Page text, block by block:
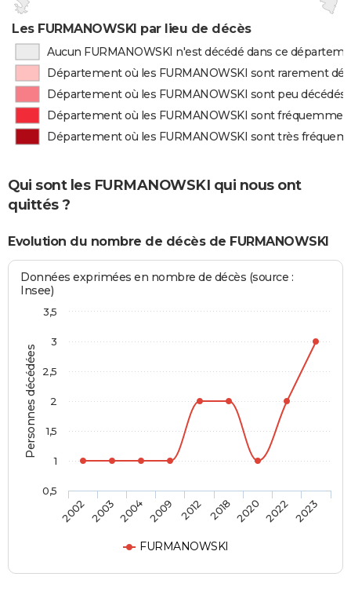
Les FURMANOWSKI par lieu de décès
Aucun FURMANOWSKI n'est décédé dans ce
Département où les FURMANOWSKI sont rarement
Département où les FURMANOWSKI sont peu décédés
Département où les FURMANOWSKI sont
Département où les FURMANOWSKI sont très
Qui sont les FURMANOWSKI qui nous ont
quittés ?
Evolution du nombre de décès de FURMANOWSKI
Personnes décédées
Données exprimées en nombre de décès (source :
Insee)
FURMANOWSKI
2002 2003 2004 2009 2012 2018 2020 2022 2023
0,5
1
1,5
2
2,5
3
3,5